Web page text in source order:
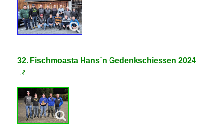
32. Fischmoasta Hans´n Gedenkschiessen 2024